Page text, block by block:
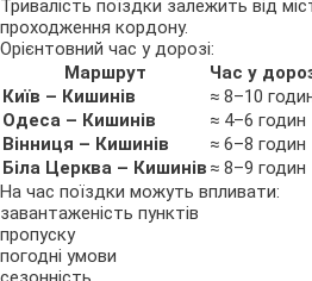
Тривалість поїздки залежить від
проходження кордону.
Орієнтовний час у дорозі:
Маршрут
Час у
Київ – Кишинів
≈ 8–10
Одеса – Кишинів
≈ 4–6 годин
Вінниця – Кишинів
≈ 6–8 годин
Біла Церква – Кишинів ≈ 8–9 годин
На час поїздки можуть впливати:
завантаженість пунктів
пропуску
погодні умови